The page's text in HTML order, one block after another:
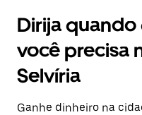
Dirija quando
você precisa
Selvíria
Ganhe dinheiro na